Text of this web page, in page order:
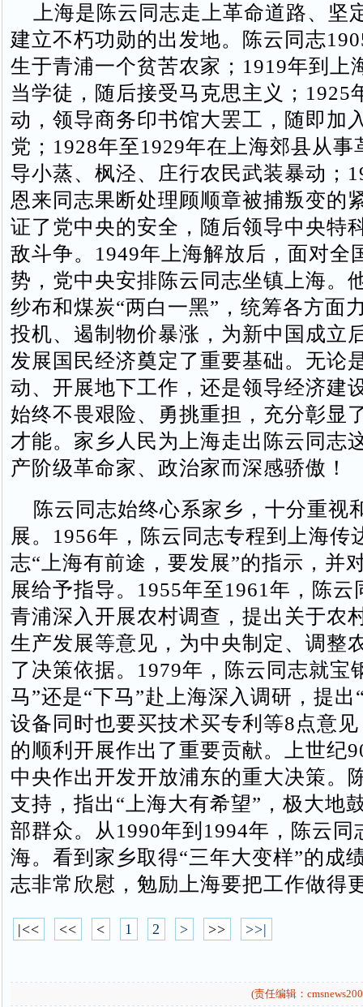
上海是陈云同志走上革命道路、坚
建立不朽功勋的出发地。陈云同志
生于青浦一个贫苦农家；1919年到上
当学徒，随后接受马克思主义；1925
动，领导商务印书馆大罢工，随即加
党；1928年至1929年在上海郊县从事
导小蒸、枫泾、庄行农民武装暴动；
恩来同志果断处理顾顺章被捕叛变的
证了党中央的安全，随后领导中央特
敌斗争。1949年上海解放后，面对全
势，党中央安排陈云同志坐镇上海。
纱布和煤炭“两白一黑”，统筹各方面
投机、遏制物价暴涨，为新中国成立
发展国民经济奠定了重要基础。无论
动、开展地下工作，还是领导经济建
始终不畏艰险、勇挑重担，充分彰显
才能。家乡人民为上海走出陈云同志
产阶级革命家、政治家而深感骄傲！
陈云同志始终心系家乡，十分重视
展。1956年，陈云同志专程到上海传
志“上海有前途，要发展”的指示，并
展给予指导。1955年至1961年，陈云
青浦深入开展农村调查，提出关于农
生产发展等意见，为中央制定、调整
了决策依据。1979年，陈云同志就宝
马”还是“下马”赴上海深入调研，提出
设备同时也要买技术买专利等8点意
的顺利开展作出了重要贡献。上世纪
中央作出开发开放浦东的重大决策。
支持，指出“上海大有希望”，极大地
部群众。从1990年到1994年，陈云同
海。看到家乡取得“三年大变样”的成
志非常欣慰，勉励上海要把工作做得
|<< << < 1 2 > >> >>|
(责任编辑：